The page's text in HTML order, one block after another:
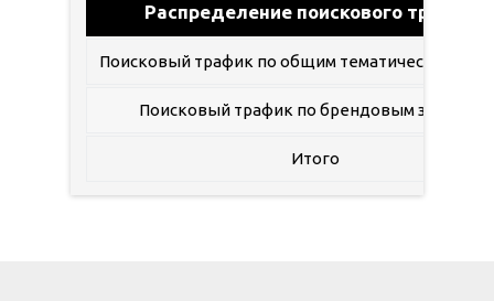
Распределение поискового трафика
Поисковый трафик по общим тематическим
Поисковый трафик по брендовым запросам
Итого